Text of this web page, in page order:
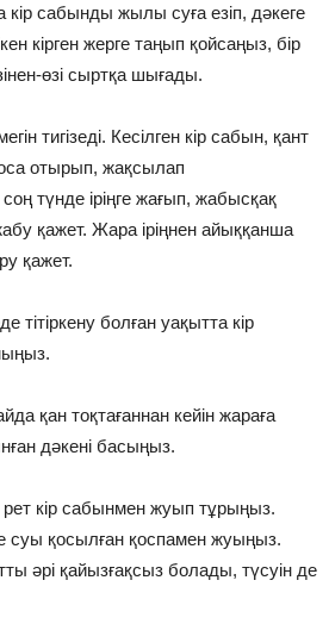
сабынды жылы суға езіп, дәкеге
кірген жерге таңып қойсаңыз, бір
өзі сыртқа шығады.
тигізеді. Кесілген кір сабын, қант
отырып, жақсылап
түнде іріңге жағып, жабысқақ
қажет. Жара іріңнен айыққанша
қажет.
тітіркену болған уақытта кір
қан тоқтағаннан кейін жараға
дәкені басыңыз.
кір сабынмен жуып тұрыңыз.
суы қосылған қоспамен жуыңыз.
әрі қайызғақсыз болады, түсуін де